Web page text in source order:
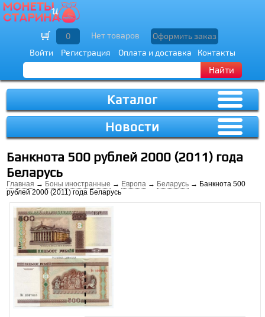
Войти Регистрация Оплата и доставка Контакты
Найти
0 Нет товаров Оформить заказ
Каталог
Новости
Банкнота 500 рублей 2000 (2011) года
Беларусь
Главная → Боны иностранные → Европа → Беларусь → Банкнота 500
рублей 2000 (2011) года Беларусь